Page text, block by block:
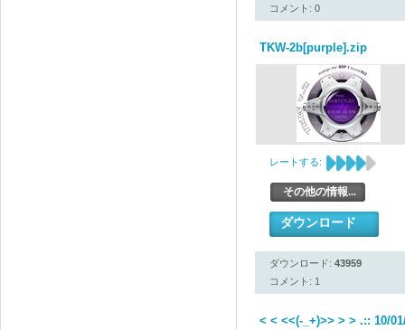
コメント: 0
TKW-2b[purple].zip
レートする:
その他の情報...
ダウンロード
ダウンロード: 43959
コメント: 1
< < <<(-_+)>> > > .:: 10/